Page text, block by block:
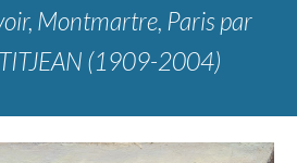
Montmartre, Parispar
(1909-2004)